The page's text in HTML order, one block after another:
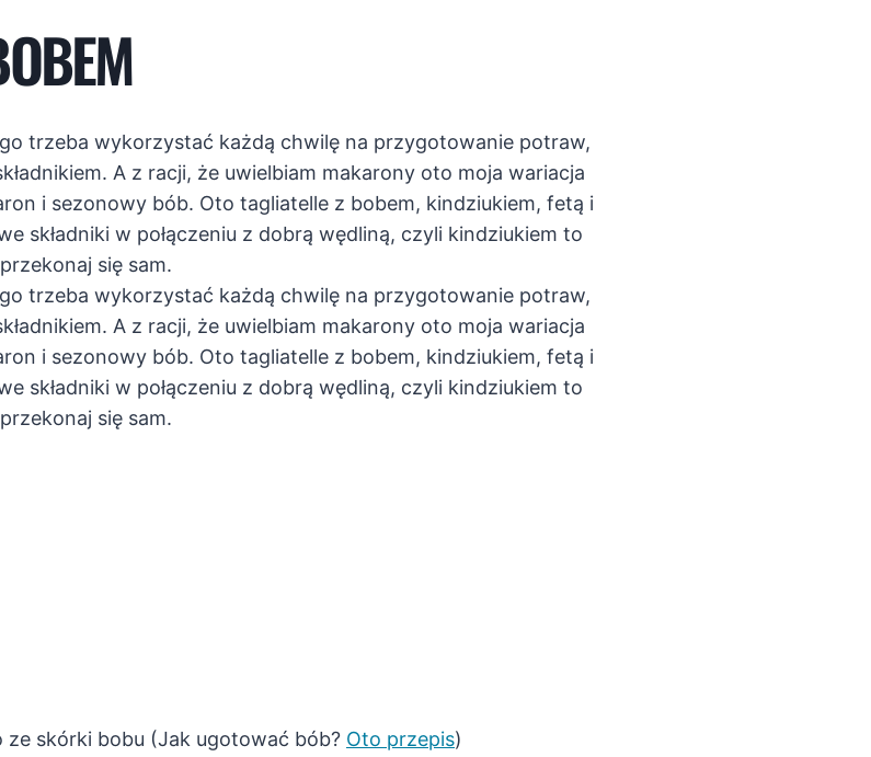
trzeba wykorzystać każdą chwilę na przygotowanie potraw,
A z racji, że uwielbiam makarony oto moja wariacja
i sezonowy bób. Oto tagliatelle z bobem, kindziukiem, fetą i
składniki w połączeniu z dobrą wędliną, czyli kindziukiem to
się sam.
trzeba wykorzystać każdą chwilę na przygotowanie potraw,
A z racji, że uwielbiam makarony oto moja wariacja
i sezonowy bób. Oto tagliatelle z bobem, kindziukiem, fetą i
składniki w połączeniu z dobrą wędliną, czyli kindziukiem to
się sam.
skórki bobu (Jak ugotować bób? Oto przepis)